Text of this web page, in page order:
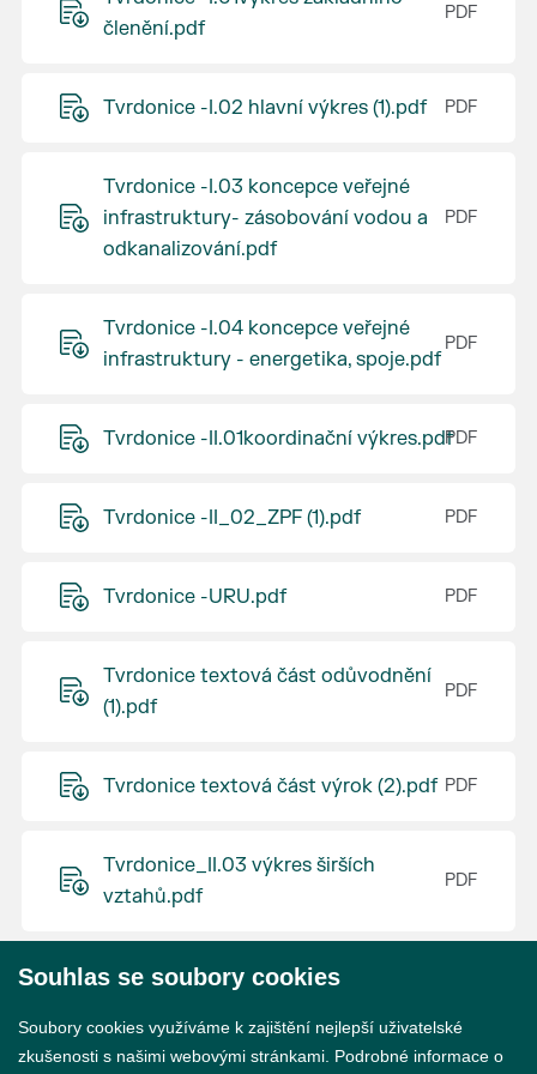
členění.pdf
Tvrdonice -I.02 hlavní výkres (1).pdf
Tvrdonice -I.03 koncepce veřejné
infrastruktury- zásobování vodou a
odkanalizování.pdf
Tvrdonice -I.04 koncepce veřejné
infrastruktury - energetika, spoje.pdf
Tvrdonice -II.01koordinační výkres.pdf
Tvrdonice -II_02_ZPF (1).pdf
Tvrdonice -URU.pdf
Tvrdonice textová část odůvodnění
(1).pdf
Tvrdonice textová část výrok (2).pdf
Tvrdonice_II.03 výkres širších
vztahů.pdf
Souhlas se soubory cookies
Soubory cookies využíváme k zajištění nejlepší uživatelské
zkušenosti s našimi webovými stránkami. Podrobné informace o